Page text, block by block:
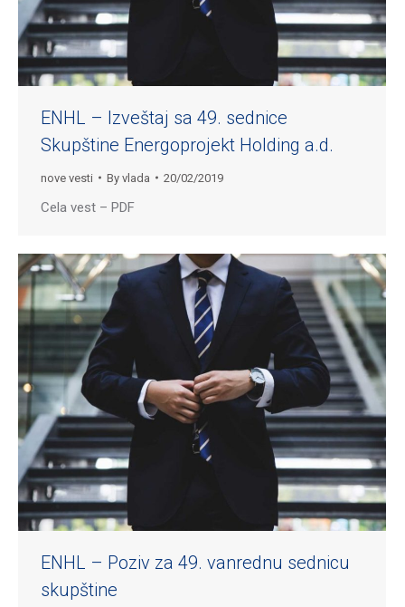
ENHL – Izveštaj sa 49. sednice
Skupštine Energoprojekt Holding a.d.
nove vesti By vlada 20/02/2019
Cela vest – PDF
ENHL – Poziv za 49. vanrednu sednicu
skupštine